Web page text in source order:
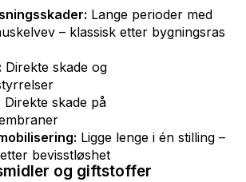
Lange perioder med
– klassisk etter bygningsras
Direkte skade og
Direkte skade på
Ligge lenge i én stilling –
bevisstløshet
og giftstoffer